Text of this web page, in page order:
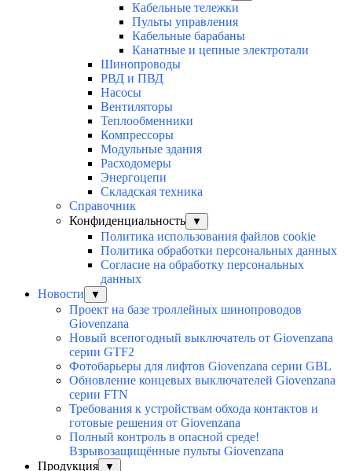
Кабельные тележки
Пульты управления
Кабельные барабаны
Канатные и цепные электротали
Шинопроводы
РВД и ПВД
Насосы
Вентиляторы
Теплообменники
Компрессоры
Модульные здания
Расходомеры
Энергоцепи
Складская техника
Справочник
Конфиденциальность
▼
Политика использования файлов cookie
Политика обработки персональных данных
Согласие на обработку персональных
данных
Новости
▼
Проект на базе троллейных шинопроводов
Giovenzana
Новый всепогодный выключатель от Giovenzana
серии GTF2
Фотобарьеры для лифтов Giovenzana серии GBL
Обновление концевых выключателей Giovenzana
серии FTN
Требования к устройствам обхода контактов и
готовые решения от Giovenzana
Полный контроль в опасной среде!
Взрывозащищённые пульты Giovenzana
Продукция
▼